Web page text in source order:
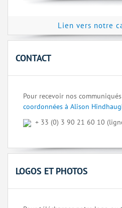
Lien vers notre
CONTACT
Pour recevoir nos
coordonnées à Alison
+ 33 (0) 3 90 21 60 10
LOGOS ET PHOTOS